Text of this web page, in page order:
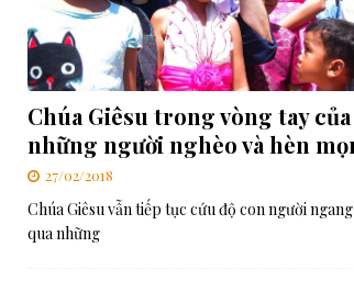
Chúa Giêsu trong vòng tay của
những người nghèo và hèn
27/02/2018
Chúa Giêsu vẫn tiếp tục cứu độ con người ngang
qua những